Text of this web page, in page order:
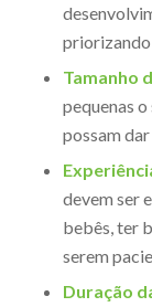
priorizando
Tamanho
pequenas
possam
devem ser
bebês, ter
serem
Duração